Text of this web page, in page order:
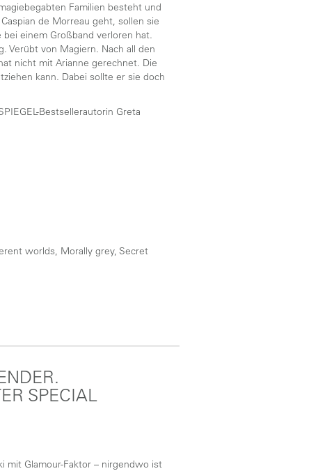
Familien besteht und
de Morreau geht, sollen sie
einem Großband verloren hat.
Verübt von Magiern. Nach all den
nicht mit Arianne gerechnet. Die
kann. Dabei sollte er sie doch
Bestsellerautorin Greta
worlds, Morally grey, Secret
SPECIAL
mit Glamour-Faktor – nirgendwo ist